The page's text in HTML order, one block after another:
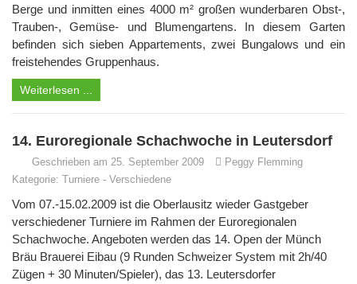
Berge und inmitten eines 4000 m² großen wunderbaren Obst-,
Trauben-, Gemüse- und Blumengartens. In diesem Garten
befinden sich sieben Appartements, zwei Bungalows und ein
freistehendes Gruppenhaus.
Weiterlesen ...
14. Euroregionale Schachwoche in Leutersdorf
Geschrieben am 25. September 2009
Peggy Flemming
Kategorie: Turniere - Verschiedene
Vom 07.-15.02.2009 ist die Oberlausitz wieder Gastgeber
verschiedener Turniere im Rahmen der Euroregionalen
Schachwoche. Angeboten werden das 14. Open der Münch
Bräu Brauerei Eibau (9 Runden Schweizer System mit 2h/40
Zügen + 30 Minuten/Spieler), das 13. Leutersdorfer